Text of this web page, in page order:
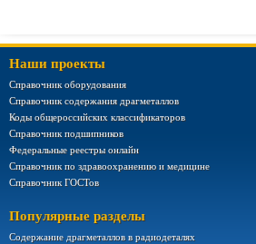
Наши проекты
Справочник оборудования
Справочник содержания драгметаллов
Коды общероссийских классификаторов
Справочник подшипников
Федеральные реестры онлайн
Справочник по здравоохранению и медицине
Справочник ГОСТов
Популярные разделы
Содержание драгметаллов в радиодеталях